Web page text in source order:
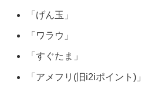
「げん玉」
「ワラウ」
「すぐたま」
「アメフリ(旧i2iポイント)」